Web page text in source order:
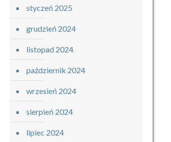
styczeń 2025
grudzień 2024
listopad 2024
październik 2024
wrzesień 2024
sierpień 2024
lipiec 2024